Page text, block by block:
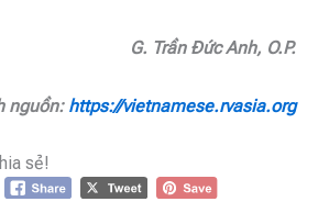
G. Trần Đức Anh, O.P.
nguồn: https://vietnamese.rvasia.org
sẻ!